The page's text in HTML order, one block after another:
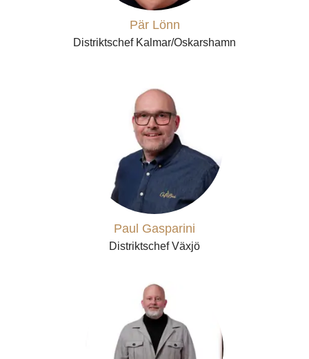
Pär Lönn
Distriktschef Kalmar/Oskarshamn
Paul Gasparini
Distriktschef Växjö